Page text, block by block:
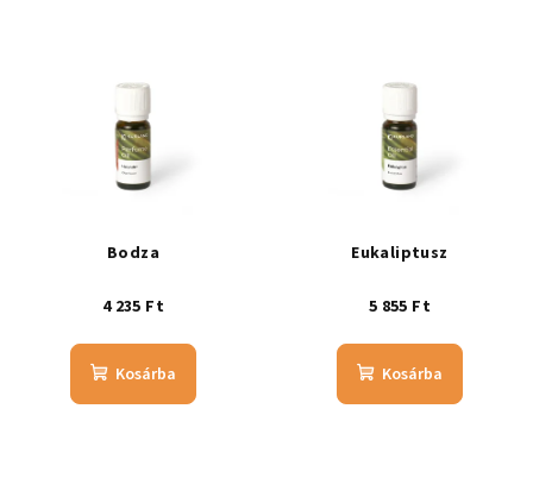
Bodza
4 235 Ft
Kosárba
Eukaliptusz
5 855 Ft
Kosárba